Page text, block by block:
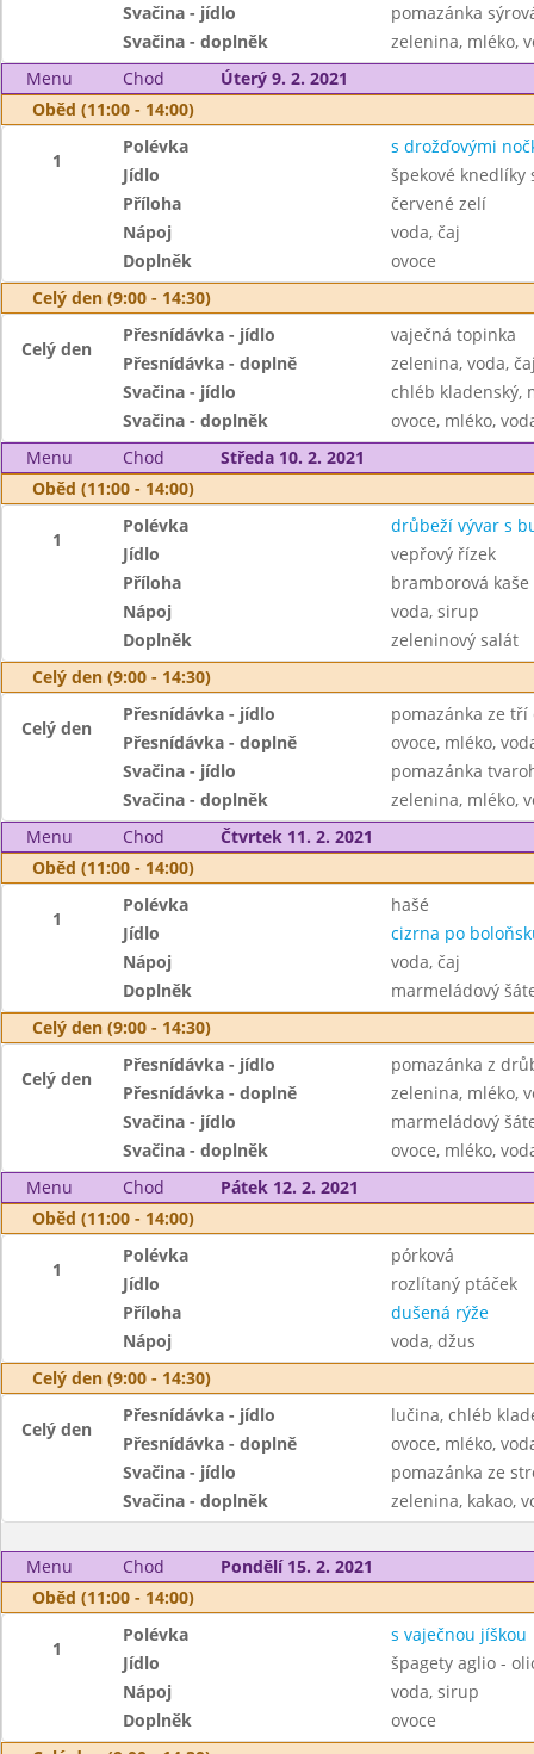
Svačina - jídlo
pomazánka
Svačina - doplněk
zelenina, mléko,
Menu
Chod
Úterý 9. 2. 2021
Oběd (11:00 - 14:00)
1
Polévka
s drožďovými
Jídlo
špekové knedlíky
Příloha
červené zelí
Nápoj
voda, čaj
Doplněk
ovoce
Celý den (9:00 - 14:30)
Celý den
Přesnídávka - jídlo
vaječná topinka
Přesnídávka - doplně
zelenina, voda,
Svačina - jídlo
chléb kladenský,
Svačina - doplněk
ovoce, mléko,
Menu
Chod
Středa 10. 2. 2021
Oběd (11:00 - 14:00)
1
Polévka
drůbeží vývar s
Jídlo
vepřový řízek
Příloha
bramborová kaše
Nápoj
voda, sirup
Doplněk
zeleninový salát
Celý den (9:00 - 14:30)
Celý den
Přesnídávka - jídlo
pomazánka ze
Přesnídávka - doplně
ovoce, mléko,
Svačina - jídlo
pomazánka
Svačina - doplněk
zelenina, mléko,
Menu
Chod
Čtvrtek 11. 2. 2021
Oběd (11:00 - 14:00)
1
Polévka
hašé
Jídlo
cizrna po
Nápoj
voda, čaj
Doplněk
marmeládový
Celý den (9:00 - 14:30)
Celý den
Přesnídávka - jídlo
pomazánka z
Přesnídávka - doplně
zelenina, mléko,
Svačina - jídlo
marmeládový
Svačina - doplněk
ovoce, mléko,
Menu
Chod
Pátek 12. 2. 2021
Oběd (11:00 - 14:00)
1
Polévka
pórková
Jídlo
rozlítaný ptáček
Příloha
dušená rýže
Nápoj
voda, džus
Celý den (9:00 - 14:30)
Celý den
Přesnídávka - jídlo
lučina, chléb
Přesnídávka - doplně
ovoce, mléko,
Svačina - jídlo
pomazánka ze
Svačina - doplněk
zelenina, kakao,
Menu Chod
Pondělí 15. 2. 2021
Oběd (11:00 - 14:00)
1
Polévka
s vaječnou jíškou
Jídlo
špagety aglio -
Nápoj
voda, sirup
Doplněk
ovoce